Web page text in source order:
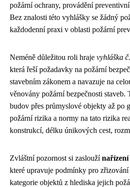
požární ochrany, provádění
Bez znalosti této vyhlášky se žádný
každodenní praxi v oblasti požární
Neméně důležitou roli hraje vyhláška
která řeší požadavky na požární
stavebním zákonem a navazuje na
věnovány požární bezpečnosti
budov přes průmyslové objekty až po
požární rizika a normy na tato rizika
konstrukcí, délku únikových cest,
Zvláštní pozornost si zasloužínařízení
které upravuje podmínky pro
kategorie objektů z hlediska jejich